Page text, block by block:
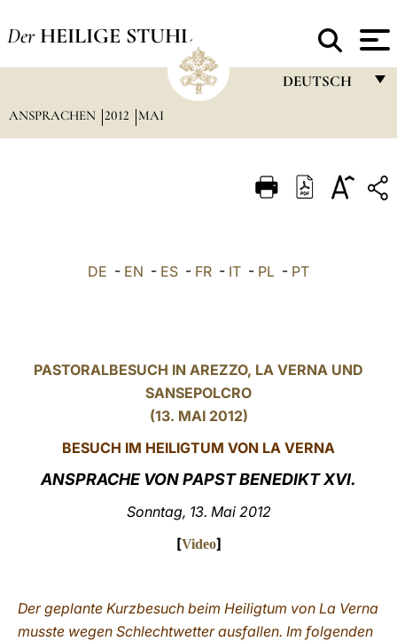
Der HEILIGE STUHL
DEUTSCH
ITALIANO
ANSPRACHEN 2012 MAI
DE - EN - ES - FR - IT - PL - PT
PASTORALBESUCH IN AREZZO, LA VERNA UND
SANSEPOLCRO
(13. MAI 2012)
BESUCH IM HEILIGTUM VON LA VERNA
ANSPRACHE VON PAPST BENEDIKT XVI.
Sonntag, 13. Mai 2012
[Video]
Der geplante Kurzbesuch beim Heiligtum von La Verna
musste wegen Schlechtwetter ausfallen. Im folgenden